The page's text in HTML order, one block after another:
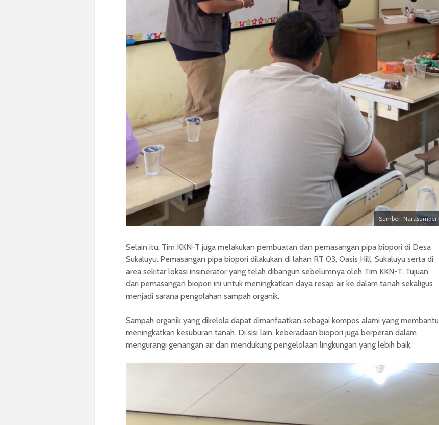
Sumber: Narasumber
Selain itu, Tim KKN-T juga melakukan pembuatan dan pemasangan pipa biopori di Desa
Sukaluyu. Pemasangan pipa biopori dilakukan di lahan RT 03, Oasis Hill, Sukaluyu serta di
area sekitar lokasi insinerator yang telah dibangun sebelumnya oleh Tim KKN-T. Tujuan
dari pemasangan biopori ini untuk meningkatkan daya resap air ke dalam tanah sekaligus
menjadi sarana pengolahan sampah organik.
Sampah organik yang dikelola dapat dimanfaatkan sebagai kompos alami yang membantu
meningkatkan kesuburan tanah. Di sisi lain, keberadaan biopori juga berperan dalam
mengurangi genangan air dan mendukung pengelolaan lingkungan yang lebih baik.